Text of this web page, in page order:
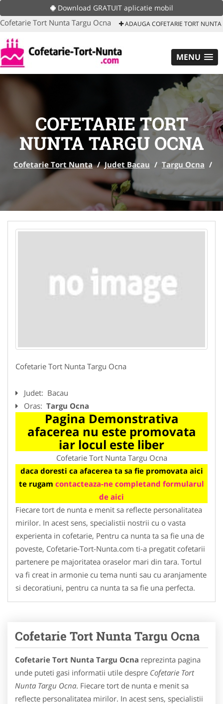
Download GRATUIT aplicatie mobil
Cofetarie Tort Nunta Targu Ocna ADAUGA COFETARIE TORT NUNTA
MENU
COFETARIE TORT
NUNTA TARGU OCNA
Cofetarie Tort Nunta / Judet Bacau / Targu Ocna /
Cofetarie Tort Nunta Targu Ocna
Judet: Bacau
Oras: Targu Ocna
Pagina Demonstrativa
afacerea nu este promovata
iar locul este liber
Cofetarie Tort Nunta Targu Ocna
daca doresti ca afacerea ta sa fie promovata aici
te rugam contacteaza-ne completand formularul
de aici
Fiecare tort de nunta e menit sa reflecte personalitatea
mirilor. In acest sens, specialistii nostrii cu o vasta
experienta in cofetarie, Pentru ca nunta ta sa fie una de
poveste, Cofetarie-Tort-Nunta.com ti-a pregatit cofetarii
partenere pe majoritatea oraselor mari din tara. Tortul
va fi creat in armonie cu tema nunti sau cu aranjamente
si decoratiuni, pentru ca nunta ta sa fie una perfecta.
Cofetarie Tort Nunta Targu Ocna
Cofetarie Tort Nunta Targu Ocna reprezinta pagina
unde puteti gasi informatii utile despre Cofetarie Tort
Nunta Targu Ocna. Fiecare tort de nunta e menit sa
reflecte personalitatea mirilor. In acest sens, specialistii